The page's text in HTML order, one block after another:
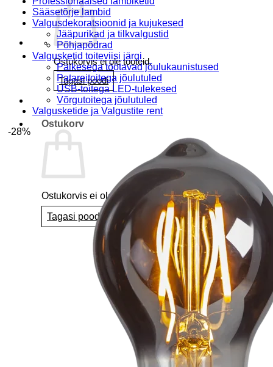
Ostukorvis ei ole tooteid.
Tagasi poodi
Ostukorv
Ostukorvis ei ole tooteid.
Tagasi poodi
Sääsetõrje lambid
Valgusdekoratsioonid ja kujukesed
Jääpurikad ja tilkvalgustid
Põhjapõdrad
Valgusketid toiteviisi järgi
Päikesega töötavad jõulukaunistused
Patareitoitega jõulutuled
USB-toitega LED-tulekesed
Võrgutoitega jõulutuled
Valgusketide ja Valgustite rent
-28%